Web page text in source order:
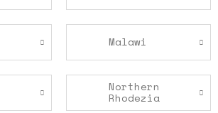
Malawi
Northern
Rhodezia